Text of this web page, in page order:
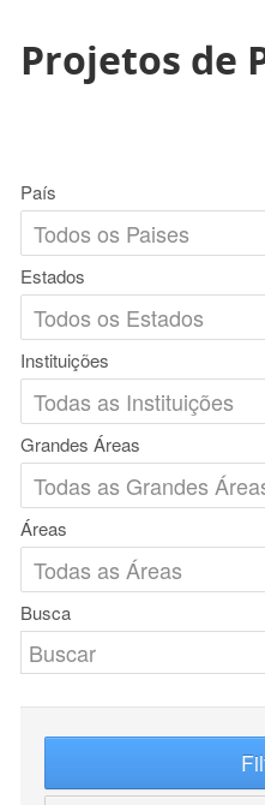
Projetos de
País
Estados
Instituições
Grandes Áreas
Áreas
Busca